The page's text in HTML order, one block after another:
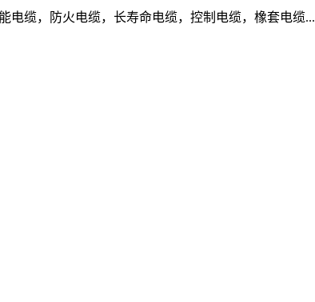
电缆，防火电缆，长寿命电缆，控制电缆，橡套电缆...